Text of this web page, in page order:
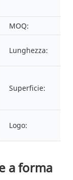
MOQ:
Lunghezza:
Superficie:
Logo:
a forma